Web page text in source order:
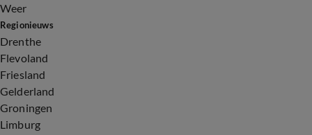
Weer
Regionieuws
Drenthe
Flevoland
Friesland
Gelderland
Groningen
Limburg